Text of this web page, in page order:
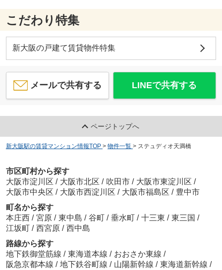
こだわり特集
新大阪の戸建て賃貸物件特集
メールで共有する LINEで共有する
ページトップへ
新大阪駅の賃貸マンション情報TOP > 物件一覧 > ステュディオ天満橋
市区町村から探す
大阪市淀川区 / 大阪市北区 / 吹田市 / 大阪市東淀川区 /
大阪市中央区 / 大阪市西淀川区 / 大阪市福島区 / 豊中市
町名から探す
本庄西 / 宮原 / 東中島 / 谷町 / 垂水町 / 十三東 / 東三国 /
江坂町 / 西宮原 / 西中島
路線から探す
地下鉄御堂筋線 / 東海道本線 / おおさか東線 /
阪急京都本線 / 地下鉄谷町線 / 山陽新幹線 / 東海道新幹線 /